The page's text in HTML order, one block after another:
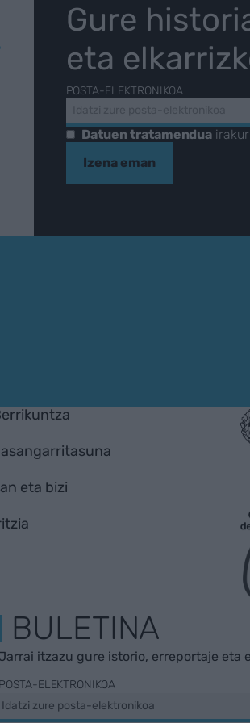
Gure
eta
POSTA-ELEKTRONIKOA
Datuen tratamendua
Izena eman
eta bizi
BULETINA
Jarrai itzazu gure istorio, erreportaje eta
POSTA-ELEKTRONIKOA